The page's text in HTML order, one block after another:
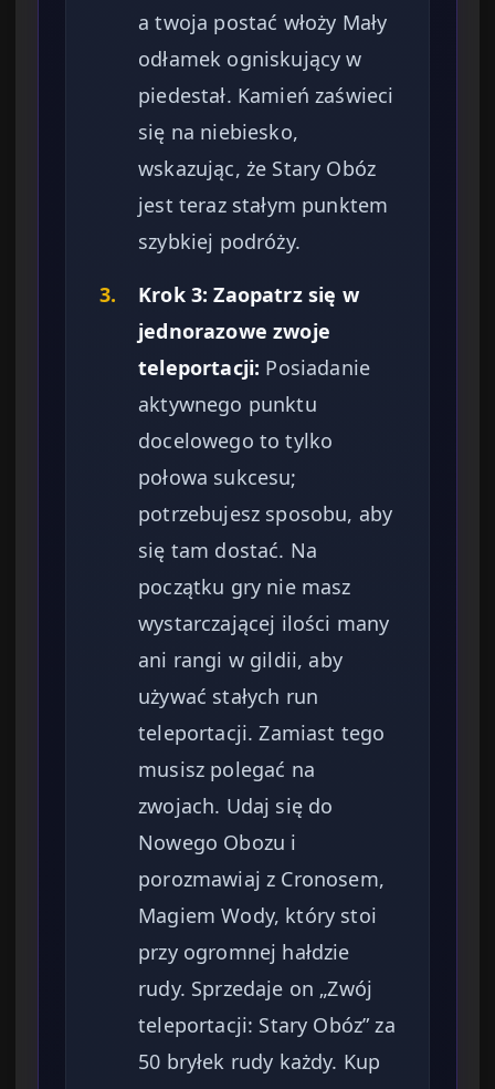
a twoja postać włoży Mały
odłamek ogniskujący w
piedestał. Kamień zaświeci
się na niebiesko,
wskazując, że Stary Obóz
jest teraz stałym punktem
szybkiej podróży.
3.
Krok 3: Zaopatrz się w
jednorazowe zwoje
teleportacji: Posiadanie
aktywnego punktu
docelowego to tylko
połowa sukcesu;
potrzebujesz sposobu, aby
się tam dostać. Na
początku gry nie masz
wystarczającej ilości many
ani rangi w gildii, aby
używać stałych run
teleportacji. Zamiast tego
musisz polegać na
zwojach. Udaj się do
Nowego Obozu i
porozmawiaj z Cronosem,
Magiem Wody, który stoi
przy ogromnej hałdzie
rudy. Sprzedaje on „Zwój
teleportacji: Stary Obóz” za
50 bryłek rudy każdy. Kup